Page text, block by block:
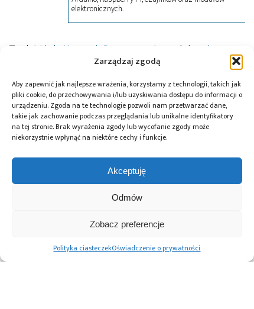
Zarządzaj zgodą
Aby zapewnić jak najlepsze wrażenia, korzystamy z technologii, takich jak
pliki cookie, do przechowywania i/lub uzyskiwania dostępu do informacji o
urządzeniu. Zgoda na te technologie pozwoli nam przetwarzać dane,
takie jak zachowanie podczas przeglądania lub unikalne identyfikatory
na tej stronie. Brak wyrażenia zgody lub wycofanie zgody może
niekorzystnie wpłynąć na niektóre cechy i funkcje.
Akceptuję
Odmów
Zobacz preferencje
Polityka ciasteczekOświadczenie o prywatności
elektronicznych.
Tagi: J-Link Kamami Segger zestaw edukacyjny
Przeczytaj również:
Association
elektronicznych
Microchip i Micron
prezentują
architekturę
PCIe® Gen 6 dla AI
danych
współpracę